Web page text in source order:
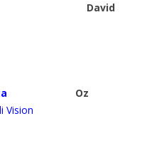
David
Oz
Vision